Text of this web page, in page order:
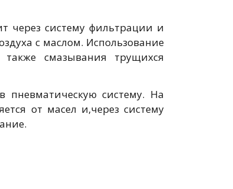
через систему фильтрации и
с маслом. Использование
смазывания трущихся
пневматическую систему. На
от масел и,через систему